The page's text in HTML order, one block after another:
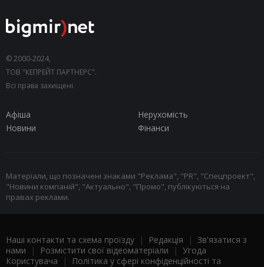
© 2000-2024,
ТОВ "КЕПРЕЙТ ПАРТНЕРС".
Всі права захищені.
Афіша
Нерухомість
Новини
Фінанси
Матеріали, що позначені знаками "Реклама", "PR", "Спецпроект",
"Новини компаній", "Актуально", "Промо", публікуються на
правах реклами.
Наші контакти та схема проїзду | Редакція | Зв'язатися з
нами | Розмістити свої відеоматеріали | Угода
Користувача |
Політика у сфері конфіденційності та